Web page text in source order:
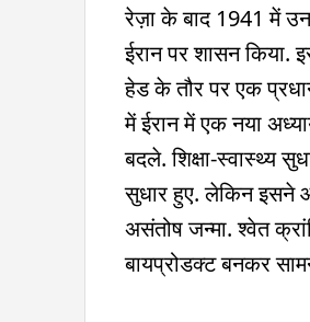
रेज़ा के बाद 1941 में
ईरान पर शासन
हेड के तौर पर एक
में ईरान में एक नया
बदले. शिक्षा-स्वास्थ्य
सुधार हुए. लेकिन इसने
असंतोष जन्मा. श्वेत
बायप्रोडक्ट बनकर